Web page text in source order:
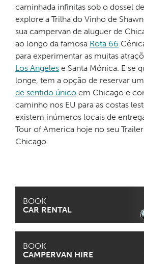
caminhada infinitas sob o dossel
explore a Trilha do Vinho de
sua campervan de aluguer de
ao longo da famosa Rota 66
para experimentar as muitas
Los Angeles e Santa Mónica. E se
longe, tem a opção de reservar um
de sentido único em Chicago e
caminho nos EU para as costas
existem inúmeros locais de
Tour of America hoje no seu
Chicago.
BOOK
CAR RENTAL
BOOK
CAMPERVAN HIRE